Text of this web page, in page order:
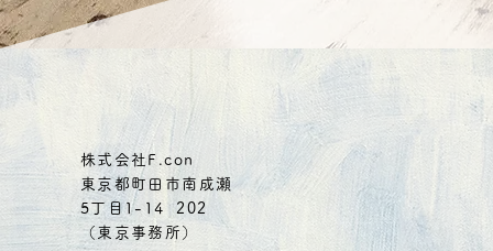
株式会社F.con
東京都町田市南成瀬
5丁目1-14 202
（東京事務所）